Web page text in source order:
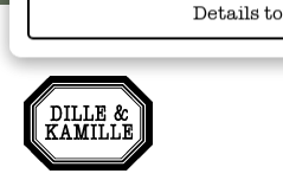
Details